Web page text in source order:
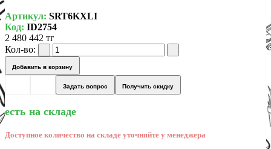
Артикул: SRT6KXLI
Код: ID2754
2 480 442 тг
Кол-во:
Добавить в корзину
Задать вопрос Получить скидку
есть на складе
Доступное количество на складе уточняйте у менеджера